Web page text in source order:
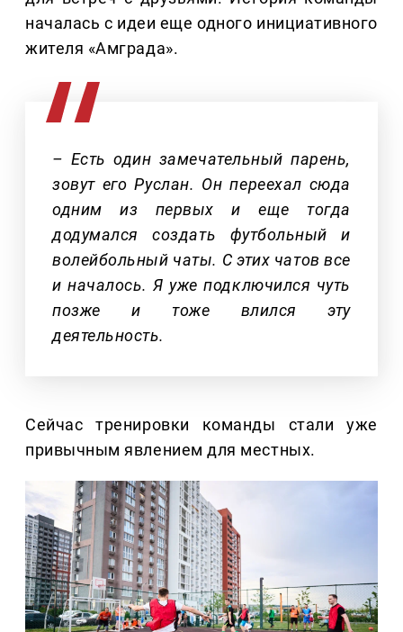
началась с идеи еще одного инициативного
жителя «Амграда».
– Есть один замечательный парень,
зовут его Руслан. Он переехал сюда
одним из первых и еще тогда
додумался создать футбольный и
волейбольный чаты. С этих чатов все
и началось. Я уже подключился чуть
позже и тоже влился эту
деятельность.
Сейчас тренировки команды стали уже
привычным явлением для местных.